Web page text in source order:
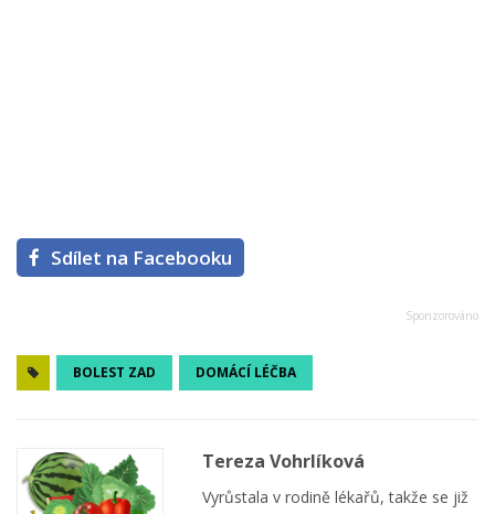
Sdílet na Facebooku
BOLEST ZAD DOMÁCÍ LÉČBA
Tereza Vohrlíková
Vyrůstala v rodině lékařů, takže se již